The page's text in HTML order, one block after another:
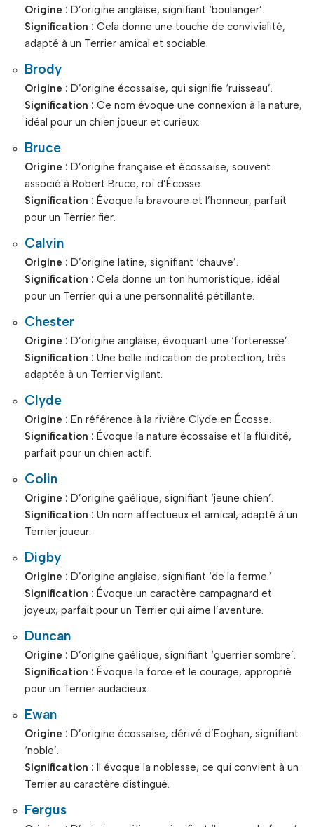
Origine : D’origine anglaise, signifiant ‘boulanger’.
Signification : Cela donne une touche de convivialité,
adapté à un Terrier amical et sociable.
Brody
Origine : D’origine écossaise, qui signifie ‘ruisseau’.
Signification : Ce nom évoque une connexion à la nature,
idéal pour un chien joueur et curieux.
Bruce
Origine : D’origine française et écossaise, souvent
associé à Robert Bruce, roi d’Écosse.
Signification : Évoque la bravoure et l’honneur, parfait
pour un Terrier fier.
Calvin
Origine : D’origine latine, signifiant ‘chauve’.
Signification : Cela donne un ton humoristique, idéal
pour un Terrier qui a une personnalité pétillante.
Chester
Origine : D’origine anglaise, évoquant une ‘forteresse’.
Signification : Une belle indication de protection, très
adaptée à un Terrier vigilant.
Clyde
Origine : En référence à la rivière Clyde en Écosse.
Signification : Évoque la nature écossaise et la fluidité,
parfait pour un chien actif.
Colin
Origine : D’origine gaélique, signifiant ‘jeune chien’.
Signification : Un nom affectueux et amical, adapté à un
Terrier joueur.
Digby
Origine : D’origine anglaise, signifiant ‘de la ferme.’
Signification : Évoque un caractère campagnard et
joyeux, parfait pour un Terrier qui aime l’aventure.
Duncan
Origine : D’origine gaélique, signifiant ‘guerrier sombre’.
Signification : Évoque la force et le courage, approprié
pour un Terrier audacieux.
Ewan
Origine : D’origine écossaise, dérivé d’Eoghan, signifiant
‘noble’.
Signification : Il évoque la noblesse, ce qui convient à un
Terrier au caractère distingué.
Fergus